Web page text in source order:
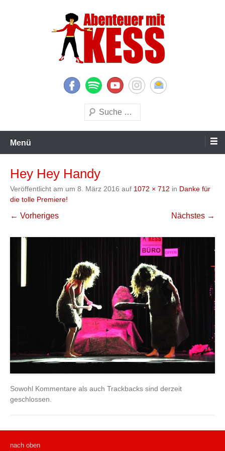
Abenteuer mit KESS
Suchen
Menü
Hey Hey Handy
Veröffentlicht am um 8. März 2016 auf 1072 × 712 in Danke für
die tolle Premiere!
← Vorheriges Nächstes →
Sowohl Kommentare als auch Trackbacks sind derzeit
geschlossen.
nach oben